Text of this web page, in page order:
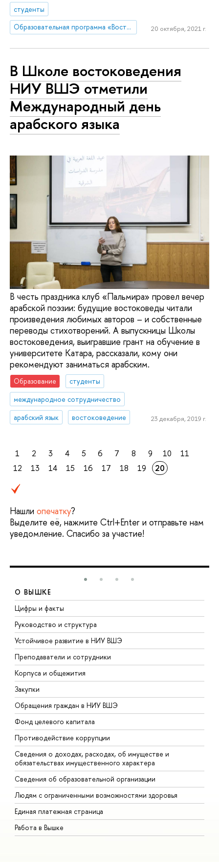
студенты
Образовательная программа «Востоковедение»
20 октября, 2021 г.
В Школе востоковедения
НИУ ВШЭ отметили
Международный день
арабского языка
В честь праздника клуб «Пальмира» провел вечер
арабской поэзии: будущие востоковеды читали
произведения любимых авторов – и собственные
переводы стихотворений. А выпускницы Школы
востоковедения, выигравшие грант на обучение в
университете Катара, рассказали, кому они
рекомендуют заниматься арабским.
Образование
студенты
международное сотрудничество
арабский язык
востоковедение 23 декабря, 2019 г.
1 2 3 4 5 6 7 8 9 10
11
12
13 14 15 16 17 18 19 20
Нашли опечатку?
Выделите её, нажмите Ctrl+Enter и отправьте нам
уведомление. Спасибо за участие!
О ВЫШКЕ
Цифры и факты
Руководство и структура
Устойчивое развитие в НИУ ВШЭ
Преподаватели и сотрудники
Корпуса и общежития
Закупки
Обращения граждан в НИУ ВШЭ
Фонд целевого капитала
Противодействие коррупции
Сведения о доходах, расходах, об имуществе и
обязательствах имущественного характера
Сведения об образовательной организации
Людям с ограниченными возможностями здоровья
Единая платежная страница
Работа в Вышке